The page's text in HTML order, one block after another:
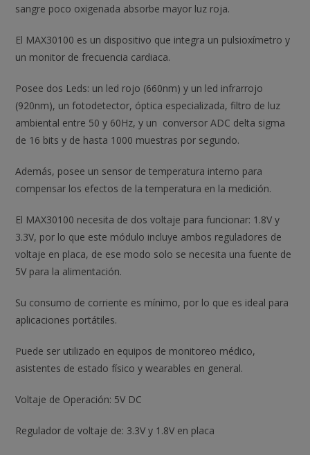
sangre poco oxigenada absorbe mayor luz roja.
El MAX30100 es un dispositivo que integra un pulsioxímetro y
un monitor de frecuencia cardiaca.
Posee dos Leds: un led rojo (660nm) y un led infrarrojo
(920nm), un fotodetector, óptica especializada, filtro de luz
ambiental entre 50 y 60Hz, y un conversor ADC delta sigma
de 16 bits y de hasta 1000 muestras por segundo.
Además, posee un sensor de temperatura interno para
compensar los efectos de la temperatura en la medición.
El MAX30100 necesita de dos voltaje para funcionar: 1.8V y
3.3V, por lo que este módulo incluye ambos reguladores de
voltaje en placa, de ese modo solo se necesita una fuente de
5V para la alimentación.
Su consumo de corriente es mínimo, por lo que es ideal para
aplicaciones portátiles.
Puede ser utilizado en equipos de monitoreo médico,
asistentes de estado físico y wearables en general.
Voltaje de Operación: 5V DC
Regulador de voltaje de: 3.3V y 1.8V en placa